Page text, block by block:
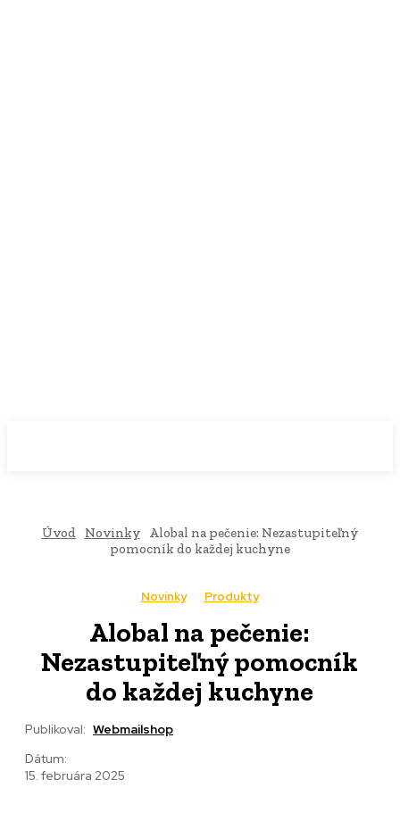
Úvod Novinky
Alobal na pečenie: Nezastupiteľný
pomocník do každej kuchyne
Novinky Produkty
Alobal na pečenie:
Nezastupiteľný pomocník
do každej kuchyne
Publikoval: Webmailshop
Dátum:
15. februára 2025